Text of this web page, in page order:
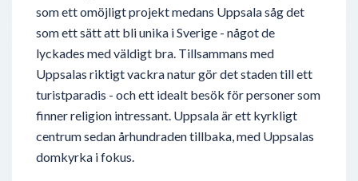
som ett omöjligt projekt medans Uppsala såg det
som ett sätt att bli unika i Sverige - något de
lyckades med väldigt bra. Tillsammans med
Uppsalas riktigt vackra natur gör det staden till ett
turistparadis - och ett idealt besök för personer som
finner religion intressant. Uppsala är ett kyrkligt
centrum sedan århundraden tillbaka, med Uppsalas
domkyrka i fokus.